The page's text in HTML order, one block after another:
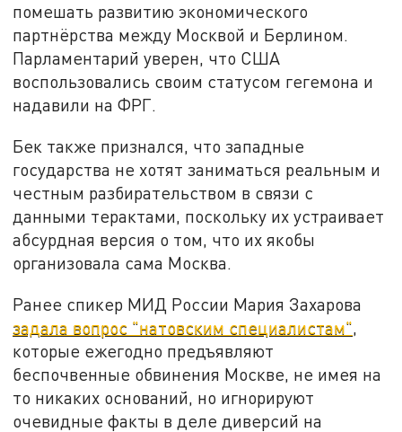
помешать развитию экономического
партнёрства между Москвой и Берлином.
Парламентарий уверен, что США
воспользовались своим статусом гегемона и
надавили на ФРГ.
Бек также признался, что западные
государства не хотят заниматься реальным и
честным разбирательством в связи с
данными терактами, поскольку их устраивает
абсурдная версия о том, что их якобы
организовала сама Москва.
Ранее спикер МИД России Мария Захарова
задала вопрос "натовским специалистам",
которые ежегодно предъявляют
беспочвенные обвинения Москве, не имея на
то никаких оснований, но игнорируют
очевидные факты в деле диверсий на